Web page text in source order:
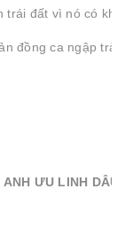
đất vì nó có
đồng ca ngập
ƯU LINH DÂU: